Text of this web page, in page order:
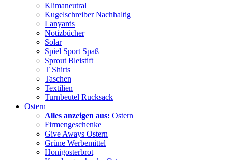
Klimaneutral
Kugelschreiber Nachhaltig
Lanyards
Notizbücher
Solar
Spiel Sport Spaß
Sprout Bleistift
T Shirts
Taschen
Textilien
Turnbeutel Rucksack
Ostern
Alles anzeigen aus: Ostern
Firmengeschenke
Give Aways Ostern
Grüne Werbemittel
Honigosterbrot